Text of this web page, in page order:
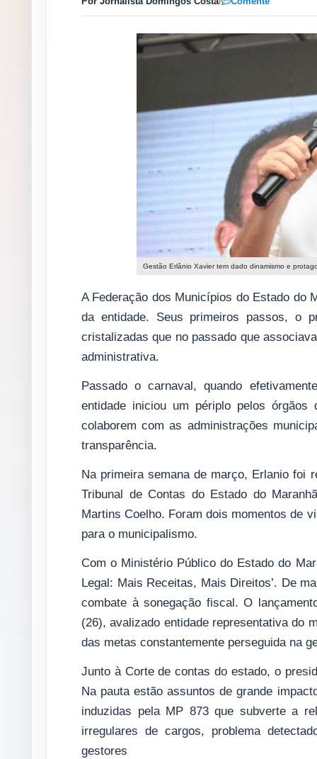
Gestão Erlânio Xavier tem dado dinamismo e
A Federação dos Municípios do Estado do
da entidade. Seus primeiros passos, o
cristalizadas que no passado que
administrativa.
Passado o carnaval, quando
entidade iniciou um périplo pelos
colaborem com as administrações
transparência.
Na primeira semana de março, Erlanio foi
Tribunal de Contas do Estado do
Martins Coelho. Foram dois momentos de
para o municipalismo.
Com o Ministério Público do Estado do
Legal: Mais Receitas, Mais Direitos’. De
combate à sonegação fiscal. O
(26), avalizado entidade representativa do
das metas constantemente perseguida na
Junto à Corte de contas do estado, o
Na pauta estão assuntos de grande
induzidas pela MP 873 que subverte a
irregulares de cargos, problema
gestores